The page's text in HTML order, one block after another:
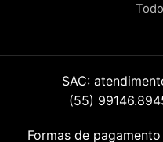
SAC:
(55)
Formas de